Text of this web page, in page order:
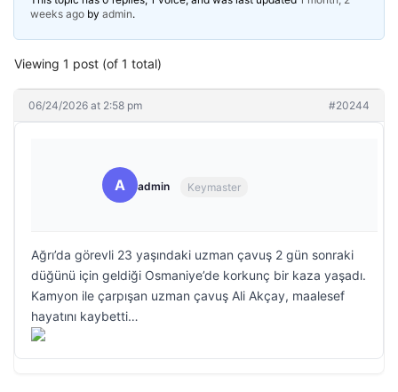
weeks ago by admin.
Viewing 1 post (of 1 total)
06/24/2026 at 2:58 pm #20244
A admin Keymaster
Ağrı’da görevli 23 yaşındaki uzman çavuş 2 gün sonraki
düğünü için geldiği Osmaniye’de korkunç bir kaza yaşadı.
Kamyon ile çarpışan uzman çavuş Ali Akçay, maalesef
hayatını kaybetti…